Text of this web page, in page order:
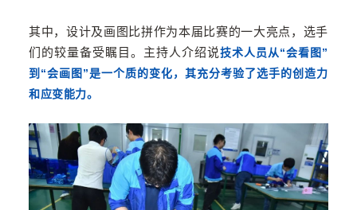
其中，设计及画图比拼作为本届比赛的一大亮点，选手
们的较量备受瞩目。主持人介绍说技术人员从“会看图”
到“会画图”是一个质的变化，其充分考验了选手的创造力
和应变能力。